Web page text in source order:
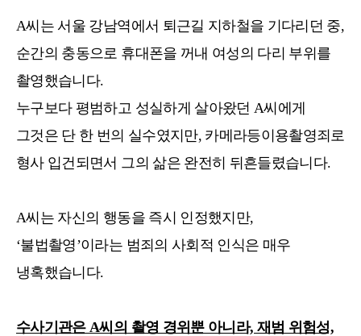
A씨는 서울 강남역에서 퇴근길 지하철을 기다리던 중,
순간의 충동으로 휴대폰을 꺼내 여성의 다리 부위를
촬영했습니다.
누구보다 평범하고 성실하게 살아왔던 A씨에게
그것은 단 한 번의 실수였지만, 카메라등이용촬영죄로
형사 입건되면서 그의 삶은 완전히 뒤흔들렸습니다.
A씨는 자신의 행동을 즉시 인정했지만,
‘불법촬영’이라는 범죄의 사회적 인식은 매우
냉혹했습니다.
수사기관은 A씨의 촬영 경위뿐 아니라, 재범 위험성,